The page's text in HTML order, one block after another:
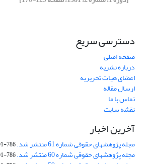
دسترسی سریع
صفحه اصلی
درباره نشریه
اعضای هیات تحریریه
ارسال مقاله
تماس با ما
نقشه سایت
آخرین اخبار
مجله پژوهشهای حقوقی شماره 61 منتشر شد. 786-01-0-1151
مجله پژوهشهای حقوقی شماره 60 منتشر شد. 786-01-0-1259